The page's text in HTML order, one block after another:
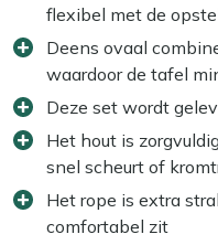
flexibel met de
Deens ovaal
waardoor de tafel
Deze set wordt
Het hout is
snel scheurt of
Het rope is extra
comfortabel zit